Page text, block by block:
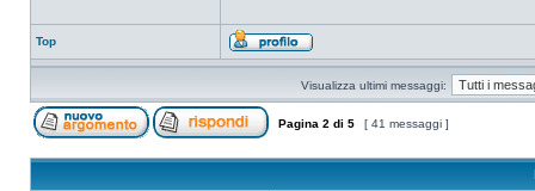
Top
Visualizza ultimi messaggi:
Pagina 2 di 5 [ 41 messaggi ]